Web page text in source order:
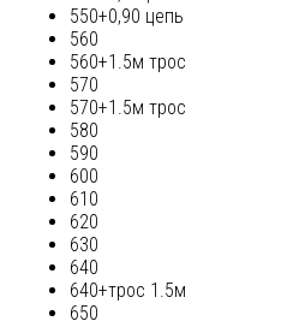
550+0,90 цепь
560
560+1.5м трос
570
570+1.5м трос
580
590
600
610
620
630
640
640+трос 1.5м
650